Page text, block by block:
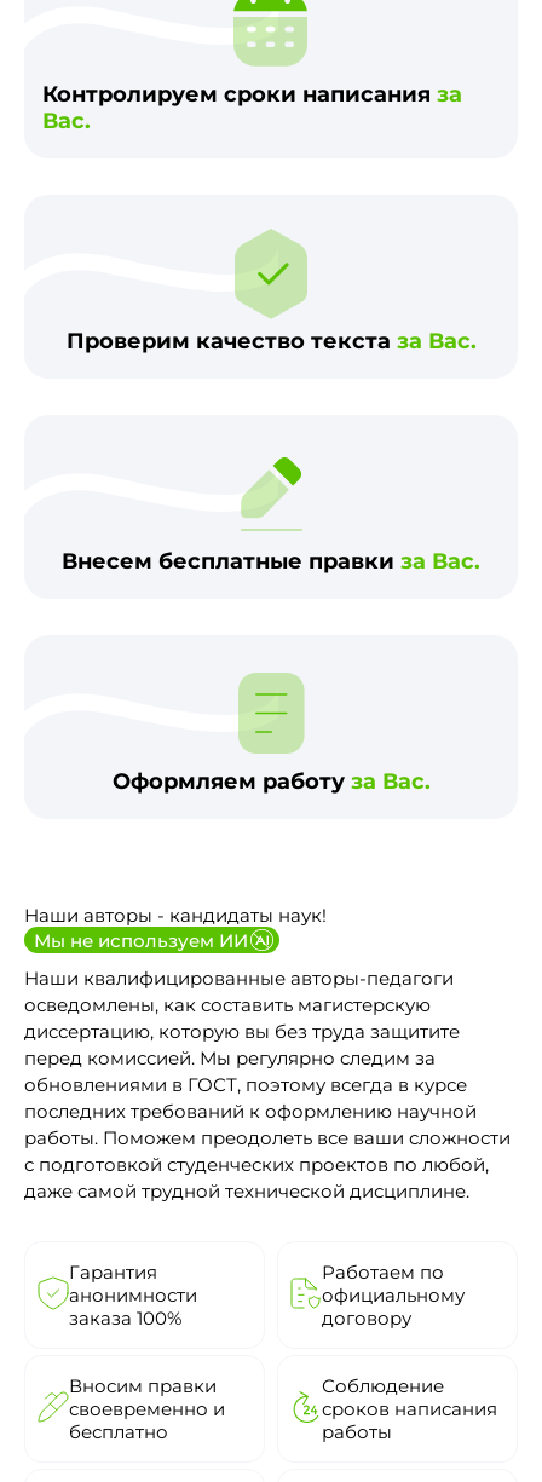
Контролируем сроки написания за
Вас.
Проверим качество текста за Вас.
Внесем бесплатные правки за Вас.
Оформляем работу за Вас.
Наши авторы - кандидаты наук!
Мы не используем ИИ
Наши квалифицированные авторы-педагоги
осведомлены, как составить магистерскую
диссертацию, которую вы без труда защитите
перед комиссией. Мы регулярно следим за
обновлениями в ГОСТ, поэтому всегда в курсе
последних требований к оформлению научной
работы. Поможем преодолеть все ваши сложности
с подготовкой студенческих проектов по любой,
даже самой трудной технической дисциплине.
Гарантия
анонимности
заказа 100%
Работаем по
официальному
договору
Вносим правки
своевременно и
бесплатно
Соблюдение
сроков написания
работы